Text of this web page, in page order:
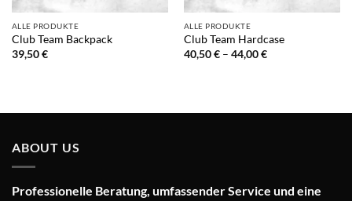
ALLE PRODUKTE
Club Team Backpack
39,50€
ALLE PRODUKTE
Club Team Hardcase
40,50€ – 44,00€Preisspanne:
ABOUT US
Professionelle Beratung, umfassender Service und eine